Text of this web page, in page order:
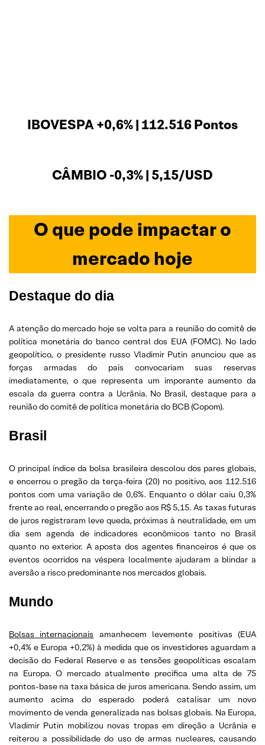
IBOVESPA +0,6% | 112.516 Pontos
CÂMBIO -0,3% | 5,15/USD
O que pode impactar o
mercado hoje
Destaque do dia
A atenção do mercado hoje se volta para a reunião do comitê de
política monetária do banco central dos EUA (FOMC). No lado
geopolítico, o presidente russo Vladimir Putin anunciou que as
forças armadas do país convocariam suas reservas
imediatamente, o que representa um imporante aumento da
escala da guerra contra a Ucrânia. No Brasil, destaque para a
reunião do comitê de política monetária do BCB (Copom).
Brasil
O principal índice da bolsa brasileira descolou dos pares globais,
e encerrou o pregão da terça-feira (20) no positivo, aos 112.516
pontos com uma variação de 0,6%. Enquanto o dólar caiu 0,3%
frente ao real, encerrando o pregão aos R$ 5,15. As taxas futuras
de juros registraram leve queda, próximas à neutralidade, em um
dia sem agenda de indicadores econômicos tanto no Brasil
quanto no exterior. A aposta dos agentes financeiros é que os
eventos ocorridos na véspera localmente ajudaram a blindar a
aversão a risco predominante nos mercados globais.
Mundo
Bolsas internacionais amanhecem levemente positivas (EUA
+0,4% e Europa +0,2%) à medida que os investidores aguardam a
decisão do Federal Reserve e as tensões geopolíticas escalam
na Europa. O mercado atualmente precifica uma alta de 75
pontos-base na taxa básica de juros americana. Sendo assim, um
aumento acima do esperado poderá catalisar um novo
movimento de venda generalizada nas bolsas globais. Na Europa,
Vladimir Putin mobilizou novas tropas em direção a Ucrânia e
reiterou a possibilidade do uso de armas nucleares, causando